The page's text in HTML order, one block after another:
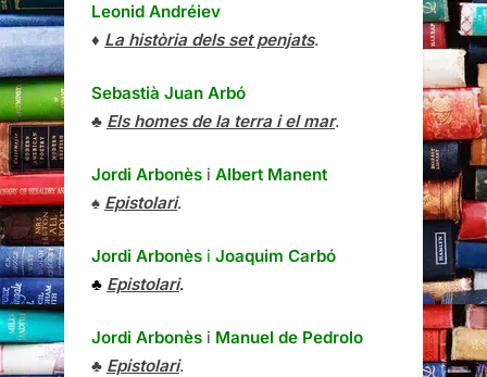
Leonid Andréiev
♦ La història dels set penjats.
Sebastià Juan Arbó
♣ Els homes de la terra i el mar.
Jordi Arbonès i Albert Manent
♠ Epistolari.
Jordi Arbonès i Joaquim Carbó
♣ Epistolari.
Jordi Arbonès i Manuel de Pedrolo
♣ Epistolari.